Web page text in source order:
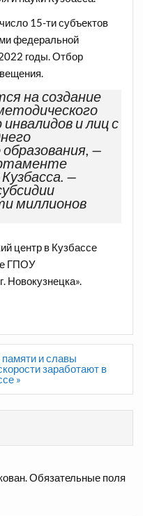
15-ти субъектов
федеральной
годы. Отбор
на создание
и лиц с
—
—
миллионов
центр в Кузбассе
ГПОУ
Новокузнецка».
и славы
заработают в
»
Обязательные поля